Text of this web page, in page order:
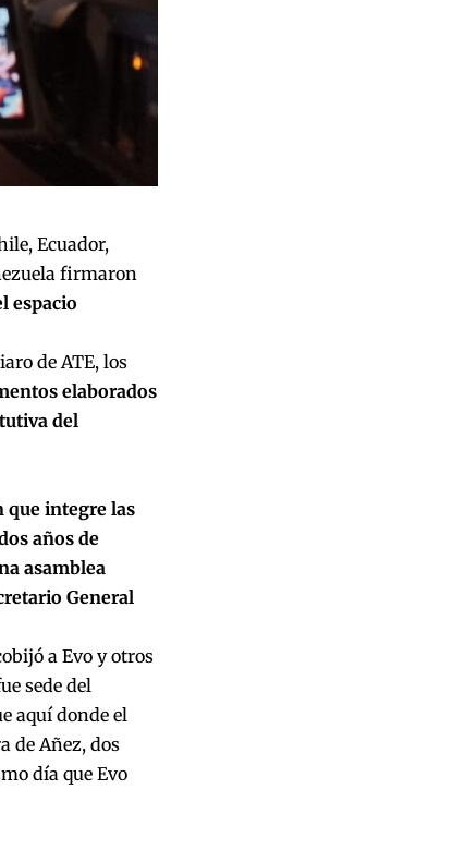
Ecuador,
firmaron
espacio
de ATE, los
elaborados
del
que integre las
años de
asamblea
General
a Evo y otros
sede del
aquí donde el
de Añez, dos
día que Evo